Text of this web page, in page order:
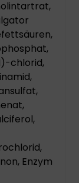
chlorid,
Enzym